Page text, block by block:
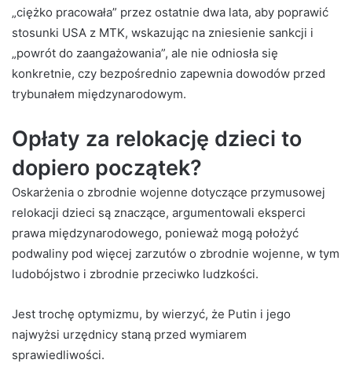
„ciężko pracowała” przez ostatnie dwa lata, aby poprawić
stosunki USA z MTK, wskazując na zniesienie sankcji i
„powrót do zaangażowania”, ale nie odniosła się
konkretnie, czy bezpośrednio zapewnia dowodów przed
trybunałem międzynarodowym.
Opłaty za relokację dzieci to
dopiero początek?
Oskarżenia o zbrodnie wojenne dotyczące przymusowej
relokacji dzieci są znaczące, argumentowali eksperci
prawa międzynarodowego, ponieważ mogą położyć
podwaliny pod więcej zarzutów o zbrodnie wojenne, w tym
ludobójstwo i zbrodnie przeciwko ludzkości.
Jest trochę optymizmu, by wierzyć, że Putin i jego
najwyżsi urzędnicy staną przed wymiarem
sprawiedliwości.